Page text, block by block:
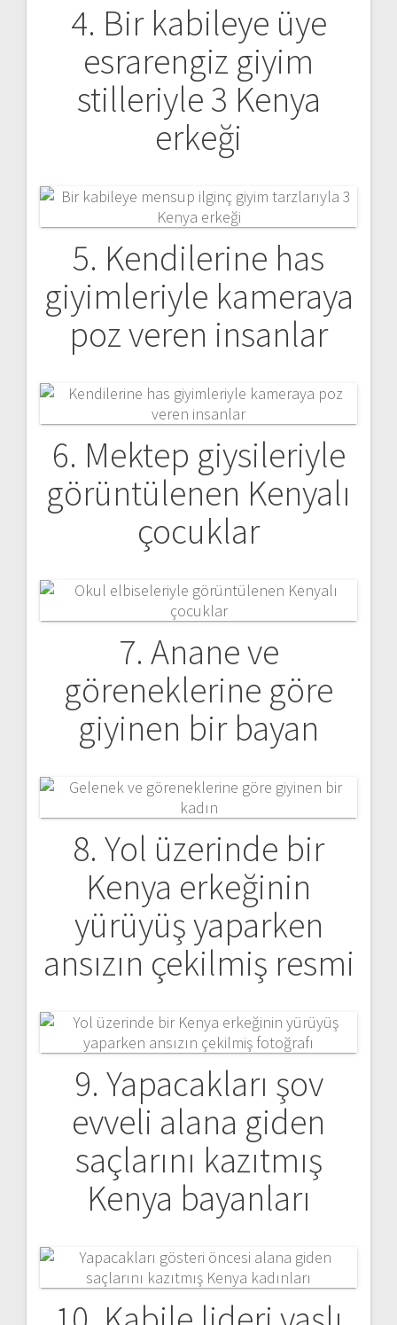
4. Bir kabileye üye
esrarengiz giyim
stilleriyle 3 Kenya
erkeği
5. Kendilerine has
giyimleriyle kameraya
poz veren insanlar
6. Mektep giysileriyle
görüntülenen Kenyalı
çocuklar
7. Anane ve
göreneklerine göre
giyinen bir bayan
8. Yol üzerinde bir
Kenya erkeğinin
yürüyüş yaparken
ansızın çekilmiş resmi
9. Yapacakları şov
evveli alana giden
saçlarını kazıtmış
Kenya bayanları